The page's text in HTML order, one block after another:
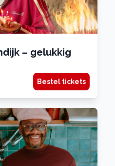
– gelukkig
Bestel tickets